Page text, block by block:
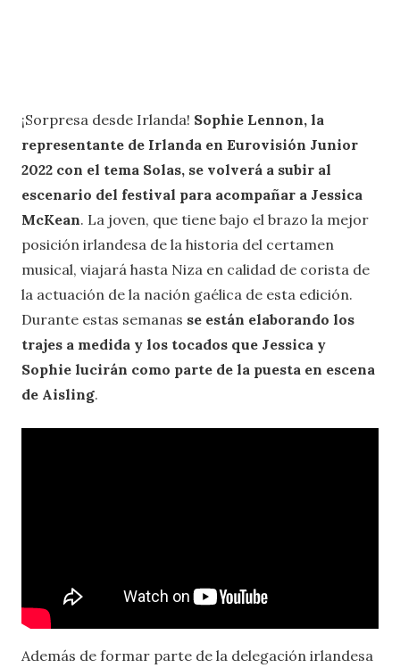
¡Sorpresa desde Irlanda! Sophie Lennon, la
representante de Irlanda en Eurovisión Junior
2022 con el tema Solas, se volverá a subir al
escenario del festival para acompañar a Jessica
McKean. La joven, que tiene bajo el brazo la mejor
posición irlandesa de la historia del certamen
musical, viajará hasta Niza en calidad de corista de
la actuación de la nación gaélica de esta edición.
Durante estas semanas se están elaborando los
trajes a medida y los tocados que Jessica y
Sophie lucirán como parte de la puesta en escena
de Aisling.
Además de formar parte de la delegación irlandesa